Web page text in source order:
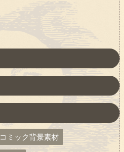
コミック背景素材